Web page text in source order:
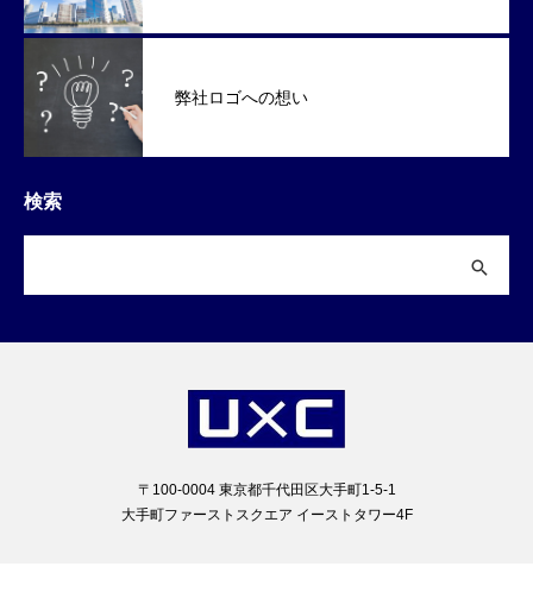
弊社ロゴへの想い
検索
〒100-0004 東京都千代田区大手町1-5-1
大手町ファーストスクエア イーストタワー4F